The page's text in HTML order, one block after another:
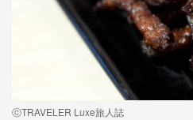
ⓒTRAVELER Luxe旅人誌